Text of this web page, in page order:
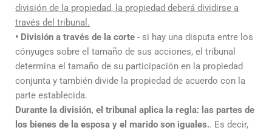
división de la propiedad, la propiedad deberá dividirse a
través del tribunal.
• División a través de la corte - si hay una disputa entre los
cónyuges sobre el tamaño de sus acciones, el tribunal
determina el tamaño de su participación en la propiedad
conjunta y también divide la propiedad de acuerdo con la
parte establecida.
Durante la división, el tribunal aplica la regla: las partes de
los bienes de la esposa y el marido son iguales.. Es decir,